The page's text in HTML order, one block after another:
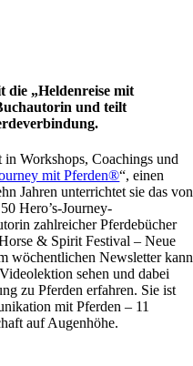
„Heldenreise mit
und teilt
Workshops, Coachings und
mit Pferden®“, einen
Jahren unterrichtet sie das von
Hero’s-Journey-
zahlreicher Pferdebücher
& Spirit Festival – Neue
wöchentlichen Newsletter kann
sehen und dabei
zu Pferden erfahren. Sie ist
mit Pferden – 11
auf Augenhöhe.